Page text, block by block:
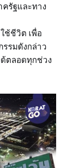
รัฐและทาง
ช้ชีวิต เพื่อ
รรมดังกล่าว
ตลอดทุกช่วง